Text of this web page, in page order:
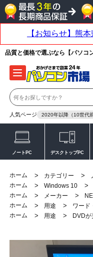
品質と価格で選ぶなら【パソコ
人気ページ 2020年以降（10世代前
ノートPC デスクトップPC
ホーム > カテゴリー >
ホーム
> Windows 10 >
ホーム
> メーカー >
ホーム
> 用途 > ワード
ホーム
> 用途 > DVD